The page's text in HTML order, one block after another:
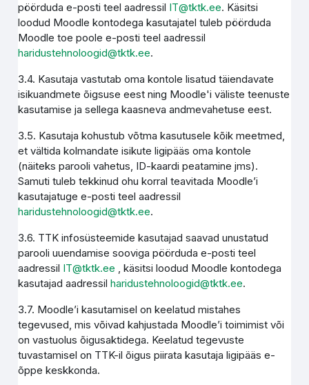
pöörduda e-posti teel aadressil IT@tktk.ee. Käsitsi
loodud Moodle kontodega kasutajatel tuleb pöörduda
Moodle toe poole e-posti teel aadressil
haridustehnoloogid@tktk.ee.
3.4. Kasutaja vastutab oma kontole lisatud täiendavate
isikuandmete õigsuse eest ning Moodle'i väliste teenuste
kasutamise ja sellega kaasneva andmevahetuse eest.
3.5. Kasutaja kohustub võtma kasutusele kõik meetmed,
et vältida kolmandate isikute ligipääs oma kontole
(näiteks parooli vahetus, ID-kaardi peatamine jms).
Samuti tuleb tekkinud ohu korral teavitada Moodle’i
kasutajatuge e-posti teel aadressil
haridustehnoloogid@tktk.ee.
3.6. TTK infosüsteemide kasutajad saavad unustatud
parooli uuendamise sooviga pöörduda e-posti teel
aadressil IT@tktk.ee , käsitsi loodud Moodle kontodega
kasutajad aadressilharidustehnoloogid@tktk.ee.
3.7. Moodle’i kasutamisel on keelatud mistahes
tegevused, mis võivad kahjustada Moodle’i toimimist või
on vastuolus õigusaktidega. Keelatud tegevuste
tuvastamisel on TTK-il õigus piirata kasutaja ligipääs e-
õppe keskkonda.